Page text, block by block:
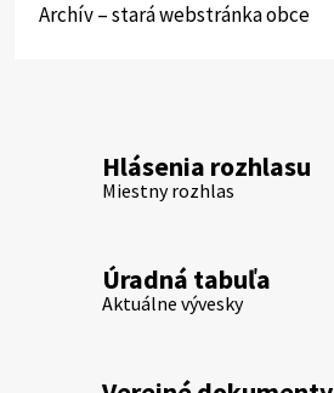
Archív – stará webstránka obce
Hlásenia rozhlasu
Miestny rozhlas
Úradná tabuľa
Aktuálne vývesky